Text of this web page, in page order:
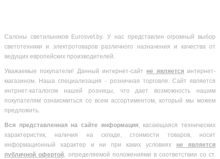
Салоны светильников Eurosvet.by. У нас представлен огромный выбор
светотехники и электротоваров различного назначения и качества от
ведущих европейских производителей.
Уважаемые покупатели! Данный интернет-сайт не является интернет-
магазином. Наша специализация - розничная торговля. Сайт является
интрнет-каталогом нашей розницы, что дает возможность нашим
покупателям ознакомиться со всем ассортиментом, который мы можем
предложить.
Вся представленная на сайте информация, касающаяся технических
характеристик, наличия на складе, стоимости товаров, носит
информационный характер и ни при каких условиях не является
публичной офертой, определяемой положениями в соответствии со ст.